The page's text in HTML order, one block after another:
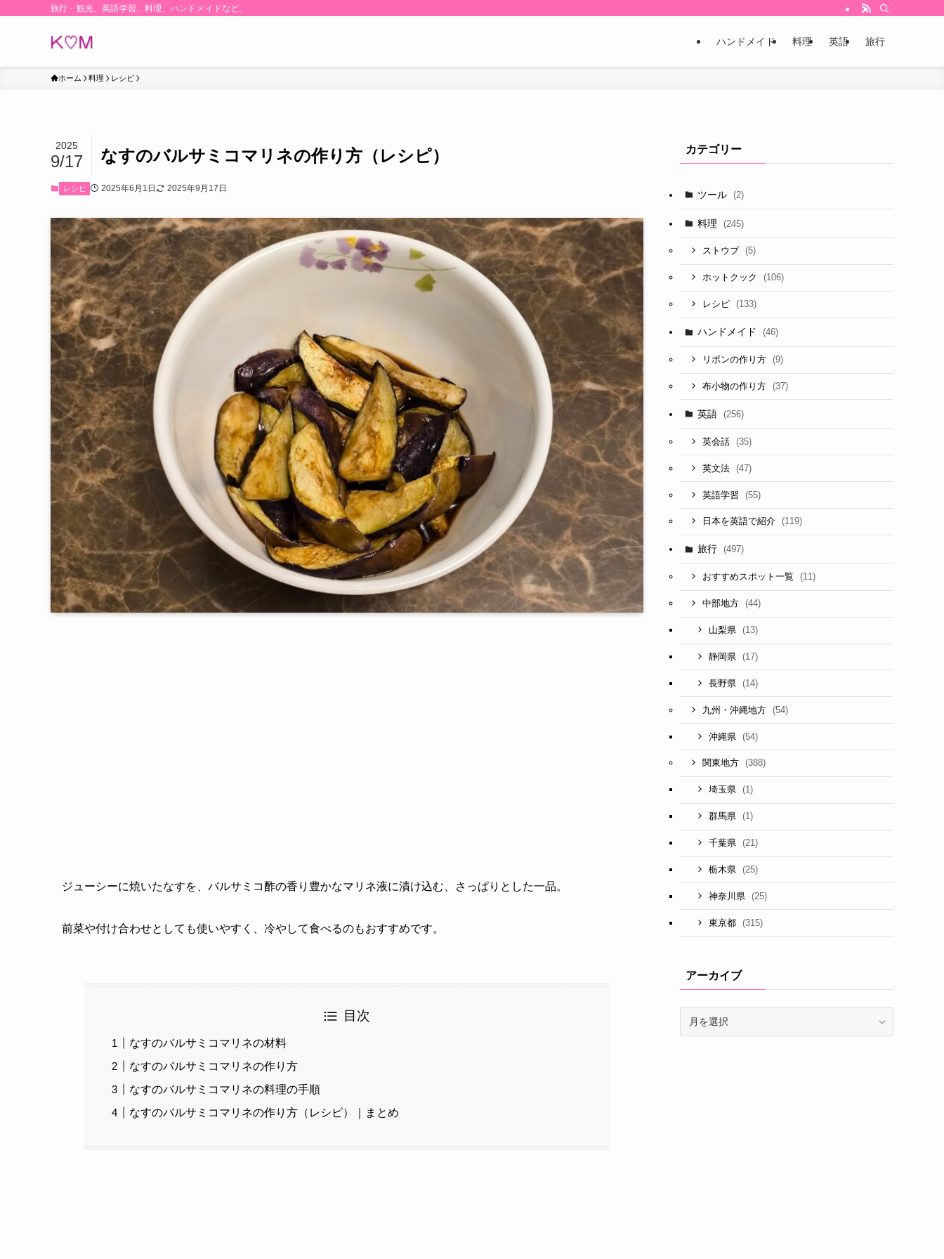
旅行・観光、英語学習、料理、ハンドメイドなど。
ハンドメイド 料理 英語 旅行
ホーム 料理 レシピ
なすのバルサミコマリネの作り方（レシピ）
2025
9/17
レシピ 2025年6月1日 2025年9月17日
ジューシーに焼いたなすを、バルサミコ酢の香り豊かなマリネ液に漬け込む、さっぱりとした一品。
前菜や付け合わせとしても使いやすく、冷やして食べるのもおすすめです。
目次
なすのバルサミコマリネの材料
なすのバルサミコマリネの作り方
なすのバルサミコマリネの料理の手順
なすのバルサミコマリネの作り方（レシピ）｜まとめ
カテゴリー
ツール (2)
料理 (245)
ストウブ (5)
ホットクック (106)
レシピ (133)
ハンドメイド (46)
リボンの作り方 (9)
布小物の作り方 (37)
英語 (256)
英会話 (35)
英文法 (47)
英語学習 (55)
日本を英語で紹介 (119)
旅行 (497)
おすすめスポット一覧 (11)
中部地方 (44)
山梨県 (13)
静岡県 (17)
長野県 (14)
九州・沖縄地方 (54)
沖縄県 (54)
関東地方 (388)
埼玉県 (1)
群馬県 (1)
千葉県 (21)
栃木県 (25)
神奈川県 (25)
東京都 (315)
アーカイブ